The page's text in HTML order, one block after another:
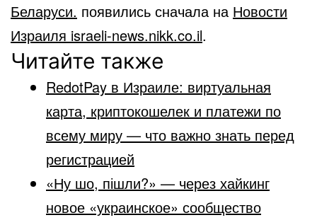
Беларуси. появились сначала на Новости
Израиля israeli-news.nikk.co.il.
Читайте также
RedotPay в Израиле: виртуальная
карта, криптокошелек и платежи по
всему миру — что важно знать перед
регистрацией
«Ну шо, пішли?» — через хайкинг
новое «украинское» сообщество